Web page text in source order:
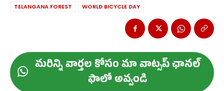
TELANGANA FOREST
WORLD BICYCLE DAY
మ‌రిన్ని వార్త‌ల కోసం మా వాట్స‌ప్ ఛాన‌ల్
ఫాలో అవ్వండి